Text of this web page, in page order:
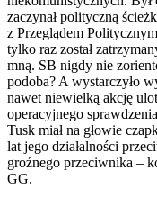
zaczynał polityczną
z Przeglądem
tylko raz został
mną. SB nigdy nie
podoba? A wystarczyło
nawet niewielką akcję
operacyjnego
Tusk miał na głowie
lat jego działalności
groźnego przeciwnika –
GG.